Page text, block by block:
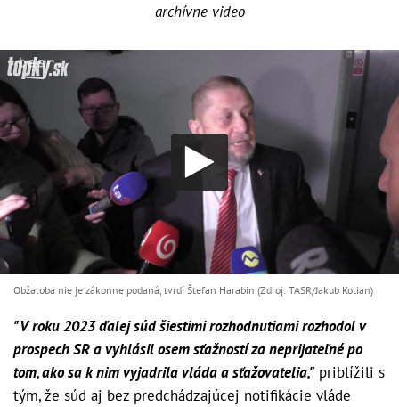
archívne video
Obžaloba nie je zákonne podaná, tvrdí Štefan Harabin (Zdroj: TASR/Jakub Kotian)
"V roku 2023 ďalej súd šiestimi rozhodnutiami rozhodol v
prospech SR a vyhlásil osem sťažností za neprijateľné po
tom, ako sa k nim vyjadrila vláda a sťažovatelia," priblížili s
tým, že súd aj bez predchádzajúcej notifikácie vláde